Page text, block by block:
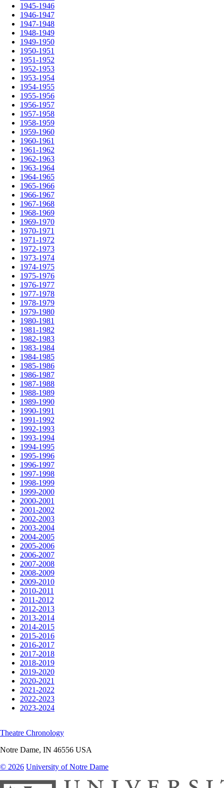
1945-1946
1946-1947
1947-1948
1948-1949
1949-1950
1950-1951
1951-1952
1952-1953
1953-1954
1954-1955
1955-1956
1956-1957
1957-1958
1958-1959
1959-1960
1960-1961
1961-1962
1962-1963
1963-1964
1964-1965
1965-1966
1966-1967
1967-1968
1968-1969
1969-1970
1970-1971
1971-1972
1972-1973
1973-1974
1974-1975
1975-1976
1976-1977
1977-1978
1978-1979
1979-1980
1980-1981
1981-1982
1982-1983
1983-1984
1984-1985
1985-1986
1986-1987
1987-1988
1988-1989
1989-1990
1990-1991
1991-1992
1992-1993
1993-1994
1994-1995
1995-1996
1996-1997
1997-1998
1998-1999
1999-2000
2000-2001
2001-2002
2002-2003
2003-2004
2004-2005
2005-2006
2006-2007
2007-2008
2008-2009
2009-2010
2010-2011
2011-2012
2012-2013
2013-2014
2014-2015
2015-2016
2016-2017
2017-2018
2018-2019
2019-2020
2020-2021
2021-2022
2022-2023
2023-2024
Theatre Chronology
Notre Dame, IN 46556 USA
© 2026 University of Notre Dame